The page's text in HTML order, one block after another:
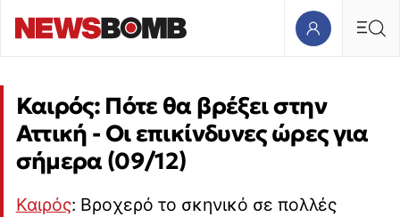
Καιρός: Πότε θα βρέξει στην
Αττική - Οι επικίνδυνες ώρες για
σήμερα (09/12)
Καιρός: Βροχερό το σκηνικό σε πολλές